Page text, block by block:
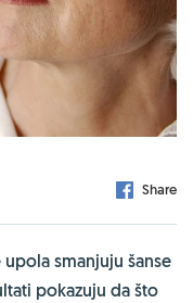
Share
smanjuju šanse
pokazuju da što